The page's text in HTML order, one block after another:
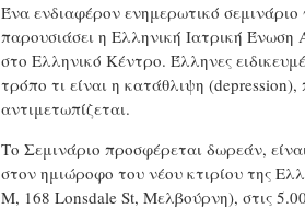
Ένα ενδιαφέρον ενημερωτικό
παρουσιάσει η Ελληνική Ιατρική
στο Ελληνικό Κέντρο. Έλληνες
τρόπο τι είναι η κατάθλιψη
αντιμετωπίζεται.
Το Σεμινάριο προσφέρεται δωρεάν,
στον ημιώροφο του νέου κτιρίου της
M, 168 Lonsdale St, Μελβούρνη), στις